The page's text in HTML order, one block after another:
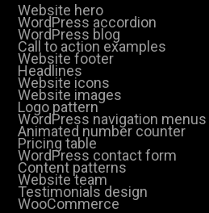
Website hero
WordPress accordion
WordPress blog
Call to action examples
Website footer
Headlines
Website icons
Website images
Logo pattern
WordPress navigation menus
Animated number counter
Pricing table
WordPress contact form
Content patterns
Website team
Testimonials design
WooCommerce